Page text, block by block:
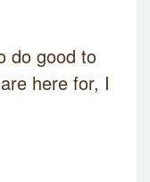
do good to
here for, I